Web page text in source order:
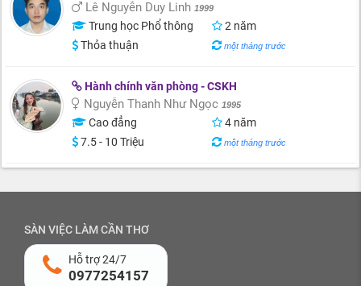
Lê Nguyễn Duy Linh 1999
Trung học Phổ thông
2 năm
Thỏa thuận
một tháng trước
Hành chính văn phòng - CSKH
Nguyễn Thanh Như Ngọc 1995
Cao đẳng
4 năm
7.5 - 10 Triệu
một tháng trước
SÀN VIỆC LÀM CẦN THƠ
Hỗ trợ 24/7
0977254157